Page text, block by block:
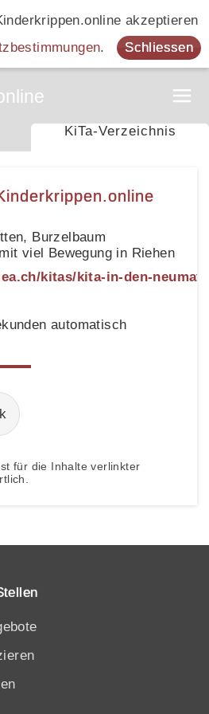
akzeptieren
. Schliessen
KiTa-Verzeichnis
Burzelbaum
viel Bewegung in Riehen
kitas/kita-in-den-
automatisch
für die Inhalte verlinkter